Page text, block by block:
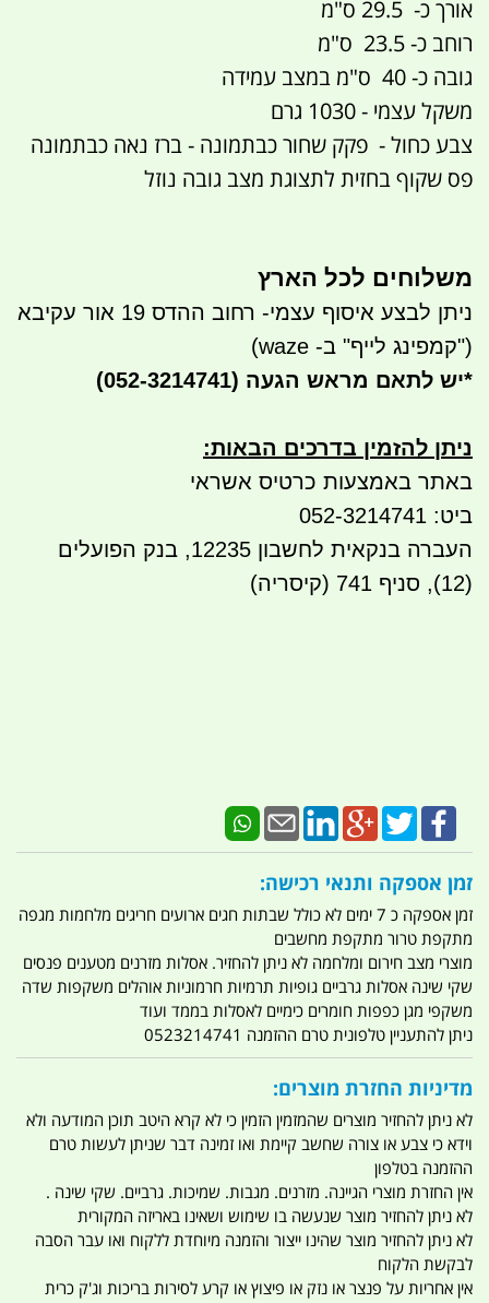
אורך כ- 29.5 ס"מ
רוחב כ- 23.5 ס"מ
גובה כ- 40 ס"מ במצב עמידה
משקל עצמי - 1030 גרם
צבע כחול - פקק שחור כבתמונה - ברז נאה כבתמונה
פס שקוף בחזית לתצוגת מצב גובה נוזל
משלוחים לכל הארץ
ניתן לבצע איסוף עצמי- רחוב ההדס 19 אור עקיבא
("קמפינג לייף" ב- waze)
*יש לתאם מראש הגעה (052-3214741)
ניתן להזמין בדרכים הבאות:
באתר באמצעות כרטיס אשראי
ביט: 052-3214741
העברה בנקאית לחשבון 12235, בנק הפועלים
(12), סניף 741 (קיסריה)
זמן אספקה ותנאי רכישה:
זמן אספקה כ 7 ימים לא כולל שבתות חגים ארועים חריגים מלחמות מגפה
מתקפת טרור מתקפת מחשבים
מוצרי מצב חירום ומלחמה לא ניתן להחזיר. אסלות מזרנים מטענים פנסים
שקי שינה אסלות גרביים גופיות תרמיות חרמוניות אוהלים משקפות שדה
משקפי מגן כפפות חומרים כימיים לאסלות בממד ועוד
ניתן להתעניין טלפונית טרם ההזמנה 0523214741
מדיניות החזרת מוצרים:
לא ניתן להחזיר מוצרים שהמזמין הזמין כי לא קרא היטב תוכן המודעה ולא
וידא כי צבע או צורה שחשב קיימת ואו זמינה דבר שניתן לעשות טרם
ההזמנה בטלפון
אין החזרת מוצרי הגיינה. מזרנים. מגבות. שמיכות. גרביים. שקי שינה .
לא ניתן להחזיר מוצר שנעשה בו שימוש ושאינו באריזה המקורית
לא ניתן להחזיר מוצר שהינו ייצור והזמנה מיוחדת ללקוח ואו עבר הסבה
לבקשת הלקוח
אין אחריות על פנצר או נזק או פיצוץ או קרע לסירות בריכות וג'ק כרית